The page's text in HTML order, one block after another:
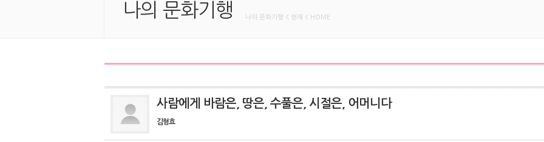
나의 문화기행 나의 문화기행 < 현재 < HOME
사람에게 바람은, 땅은, 수풀은, 시절은, 어머니다
김형효